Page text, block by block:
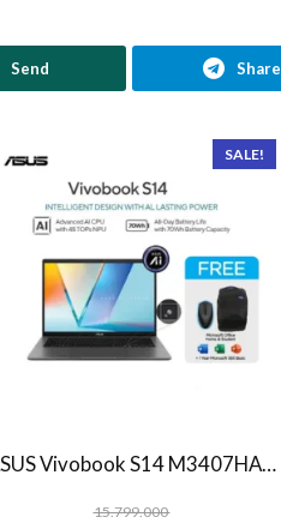
Send Share
SALE!
ASUS Vivobook S14 M3407HA Ryzen 7 260 1TB SSD 16GB WUXGA IPS Win11+OHS
15.799.000